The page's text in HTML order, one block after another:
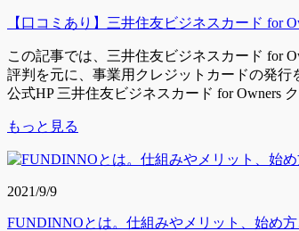
【口コミあり】三井住友ビジネスカード for
この記事では、三井住友ビジネスカード for
評判を元に、事業用クレジットカードの発
公式HP 三井住友ビジネスカード for Owners
もっと見る
2021/9/9
FUNDINNOとは。仕組みやメリット、始め